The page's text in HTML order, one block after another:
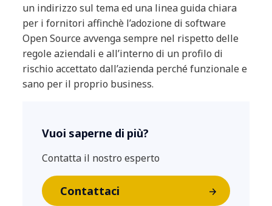
un indirizzosul tema ed una linea guida chiara
per i fornitoriaffinchè l’adozione di software
Open Source avvenga sempre nel rispetto delle
regole aziendali e all’interno di un profilo di
rischio accettato dall’azienda perché funzionalee
sano per il proprio business.
Vuoi saperne di più?
Contatta il nostro esperto
Contattaci